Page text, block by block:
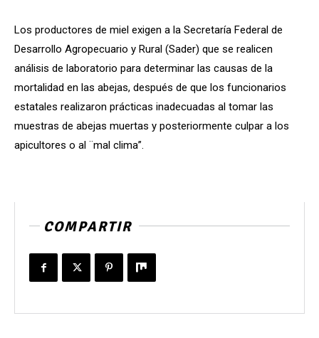
Los productores de miel exigen a la Secretaría Federal de
Desarrollo Agropecuario y Rural (Sader) que se realicen
análisis de laboratorio para determinar las causas de la
mortalidad en las abejas, después de que los funcionarios
estatales realizaron prácticas inadecuadas al tomar las
muestras de abejas muertas y posteriormente culpar a los
apicultores o al ¨mal clima”.
COMPARTIR